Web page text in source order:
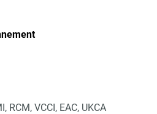
RCM, VCCI, EAC, UKCA